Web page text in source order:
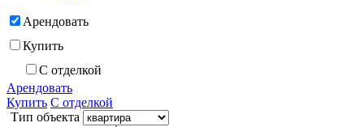
Арендовать
Купить
С отделкой
Арендовать
Купить С отделкой
Тип объекта